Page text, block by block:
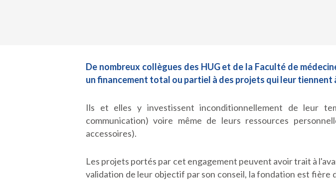
De nombreux collègues des HUG et de la Faculté de
un financement total ou partiel à des projets qui leur tiennent
Ils et elles y investissent inconditionnellement de leur
communication) voire même de leurs ressources
accessoires).
Les projets portés par cet engagement peuvent avoir trait à
validation de leur objectif par son conseil, la fondation est